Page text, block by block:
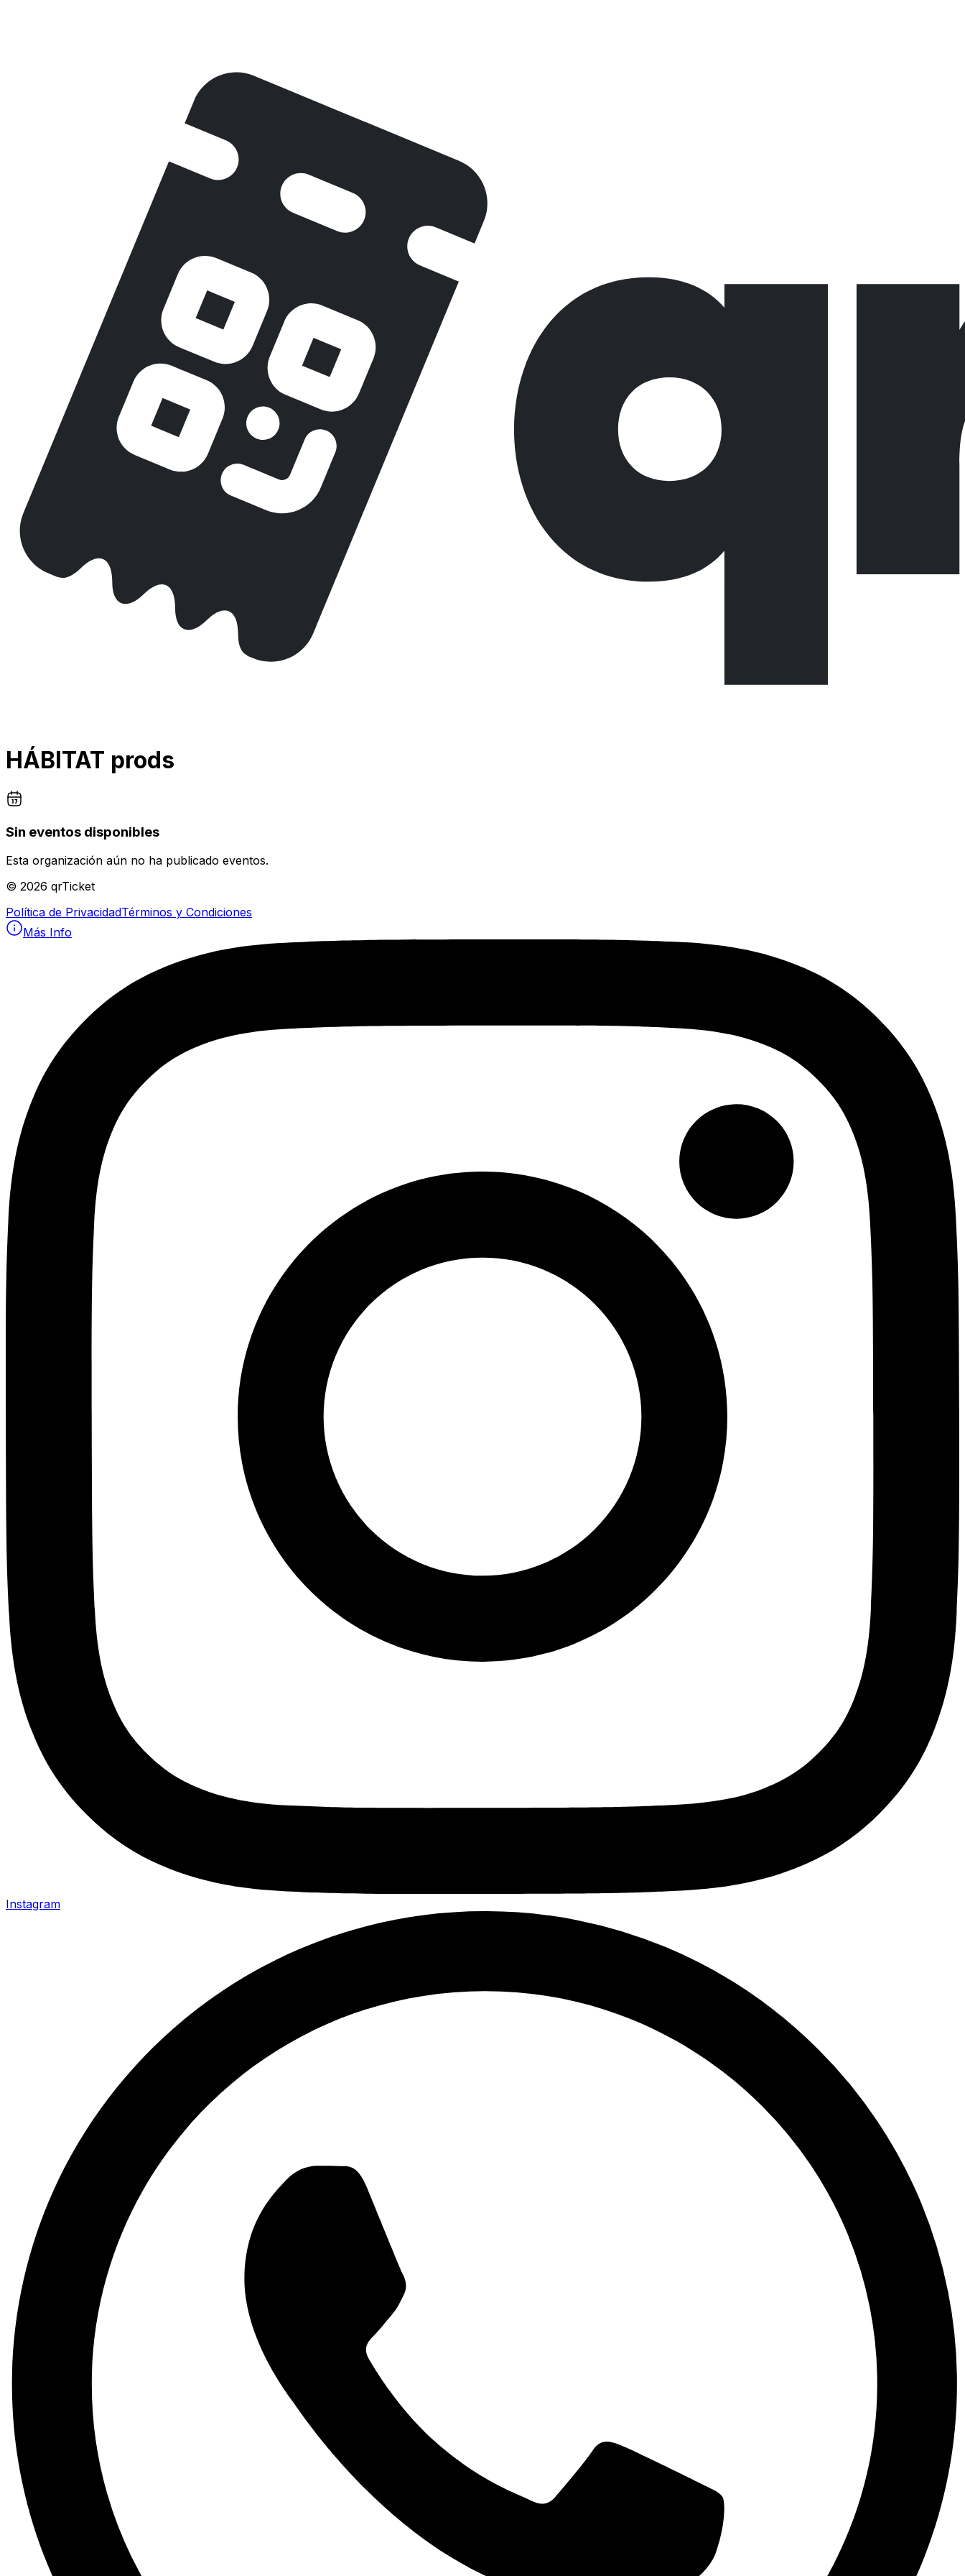
HÁBITAT prods
Sin eventos disponibles
Esta organización aún no ha publicado eventos.
© 2026 qrTicket
Política de PrivacidadTérminos y Condiciones
Más Info
Instagram